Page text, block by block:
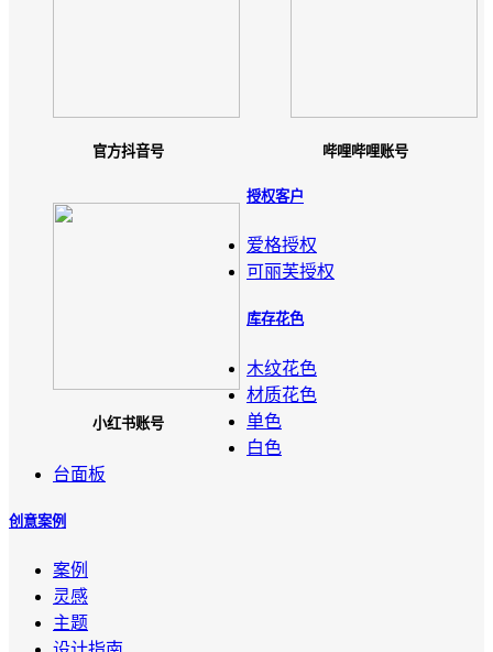
官方抖音号 哔哩哔哩账号
小红书账号
授权客户
爱格授权
可丽芙授权
库存花色
木纹花色
材质花色
单色
白色
台面板
创意案例
案例
灵感
主题